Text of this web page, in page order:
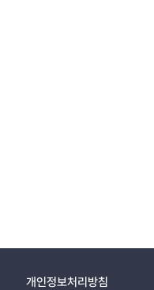
개인정보처리방침